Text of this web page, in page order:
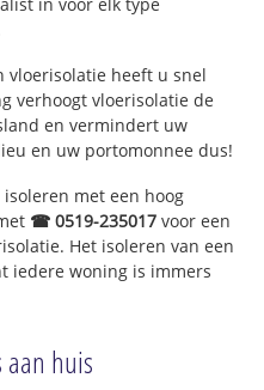
vloerisolatie heeft u snel
verhoogt vloerisolatie de
en vermindert uw
en uw portomonnee dus!
met een hoog
☎ 0519-235017 voor een
Het isoleren van een
iedere woning is immers
aan huis